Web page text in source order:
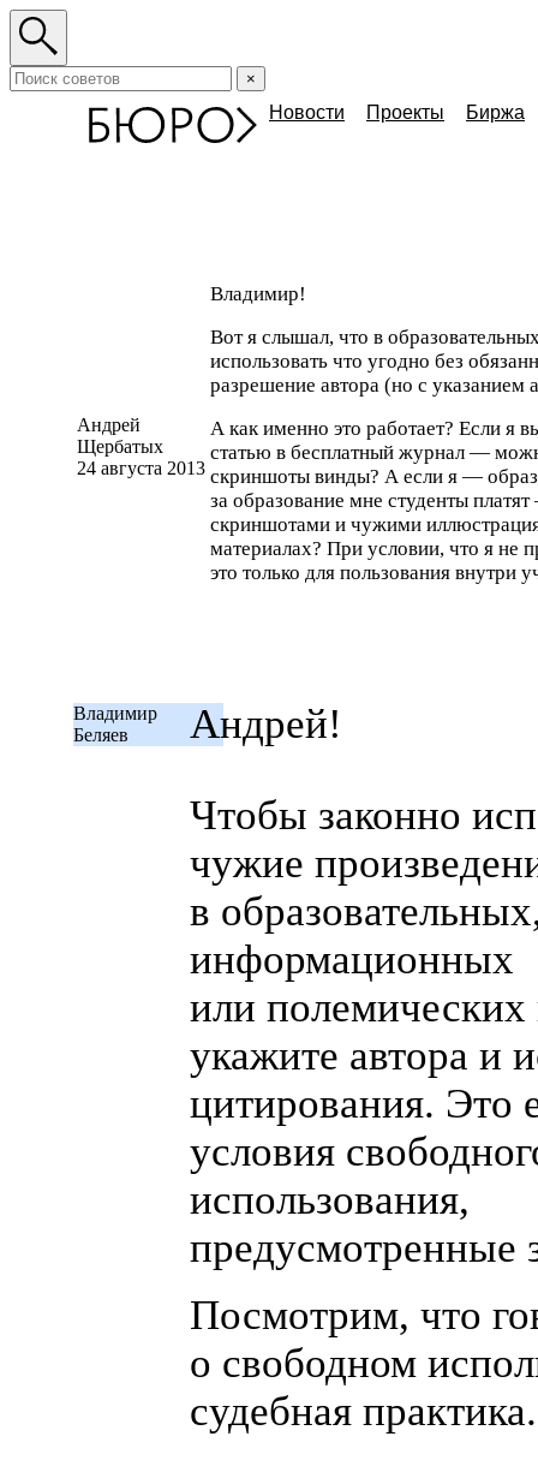
×
Новости Проекты Биржа
Андрей
Щербатых
24 августа 2013
Владимир!
Вот я слышал, что в
использовать что угодно без
разрешение автора (но с указанием
А как именно это работает? Если я
статью в бесплатный журнал —
скриншоты винды? А если я —
за образование мне студенты
скриншотами и чужими
материалах? При условии, что я не
это только для пользования внутри
Владимир
Беляев
Андрей!
Чтобы законно
чужие
в
информационных
или полемических
укажите автора и
цитирования. Это
условия
использования,
предусмотренные
Посмотрим, что
о свободном
судебная практика.